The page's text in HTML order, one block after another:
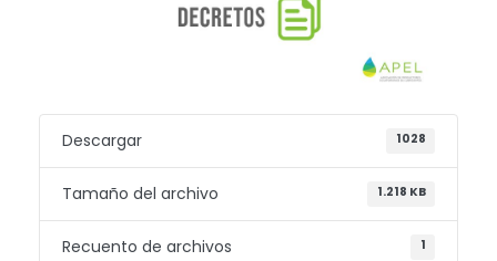
Descargar 1028
Tamaño del archivo 1.218 KB
Recuento de archivos 1